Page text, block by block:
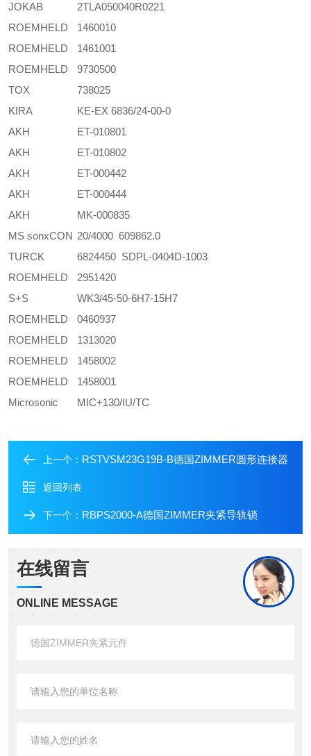
JOKAB
2TLA050040R0221
ROEMHELD
1460010
ROEMHELD
1461001
ROEMHELD
9730500
TOX
738025
KIRA
KE-EX 6836/24-00-0
AKH
ET-010801
AKH
ET-010802
AKH
ET-000442
AKH
ET-000444
AKH
MK-000835
MS sonxCON 20/4000 609862.0
TURCK
6824450 SDPL-0404D-1003
ROEMHELD
2951420
S+S
WK3/45-50-6H7-15H7
ROEMHELD
0460937
ROEMHELD
1313020
ROEMHELD
1458002
ROEMHELD
1458001
Microsonic
MIC+130/IU/TC
上一个： RSTVSM23G19B-B德国ZIMMER圆形连接器
返回列表
下一个： RBPS2000-A德国ZIMMER夹紧导轨锁
在线留言
ONLINE MESSAGE